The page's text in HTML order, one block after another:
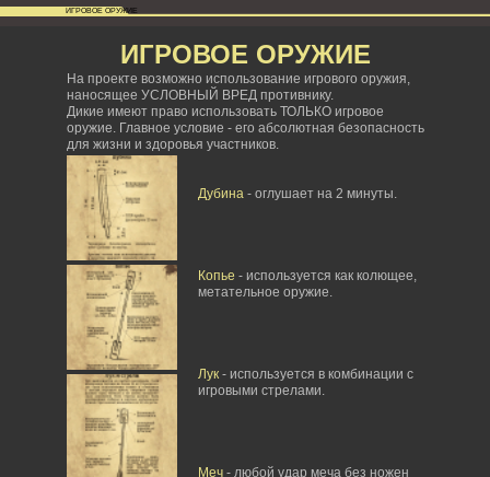
ИГРОВОЕ ОРУЖИЕ
На проекте возможно использование игрового оружия,
наносящее УСЛОВНЫЙ ВРЕД противнику.
Дикие имеют право использовать ТОЛЬКО игровое
оружие. Главное условие - его абсолютная безопасность
для жизни и здоровья участников.
Дубина- оглушает на 2 минуты.
Копье - используется как колющее,
метательное оружие.
Лук- используется в комбинации с
игровыми стрелами.
Меч- любой удар меча без ножен
ИГРОВОЕ ОРУЖИЕ